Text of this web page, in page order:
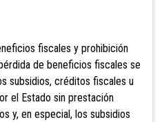
fiscales y prohibición
de beneficios fiscales se
subsidios, créditos fiscales u
el Estado sin prestación
y, en especial, los subsidios